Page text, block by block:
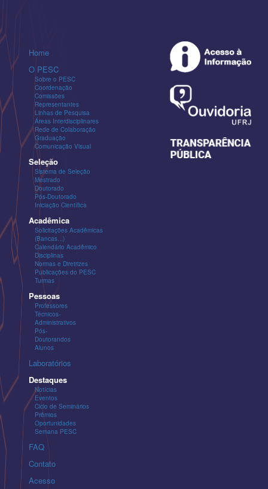
Home
O PESC
Sobre o PESC
Coordenação
Comissões
Representantes
Linhas de Pesquisa
Áreas Interdisciplinares
Rede de Colaboração
Graduação
Comunicação Visual
Seleção
Sistema de Seleção
Mestrado
Doutorado
Pós-Doutorado
Iniciação Científica
Acadêmica
Solicitações Acadêmicas
(Bancas...)
Calendário Acadêmico
Disciplinas
Normas e Diretrizes
Publicações do PESC
Turmas
Pessoas
Professores
Técnicos-
Administrativos
Pós-
Doutorandos
Alunos
Laboratórios
Destaques
Notícias
Eventos
Ciclo de Seminários
Prêmios
Oportunidades
Semana PESC
FAQ
Contato
Acesso